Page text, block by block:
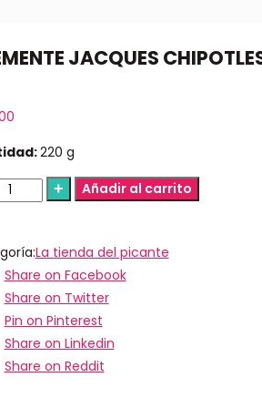
JACQUES
220 g
Añadir al carrito
La tienda del picante
Share on Facebook
Share on Twitter
Pin on Pinterest
Share on Linkedin
Share on Reddit